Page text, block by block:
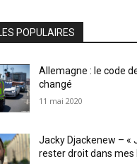
POPULAIRES
Allemagne : le code
changé
11 mai 2020
Jacky Djackenew – «
rester droit dans mes